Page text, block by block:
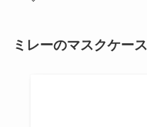
ミレーのマスクケース